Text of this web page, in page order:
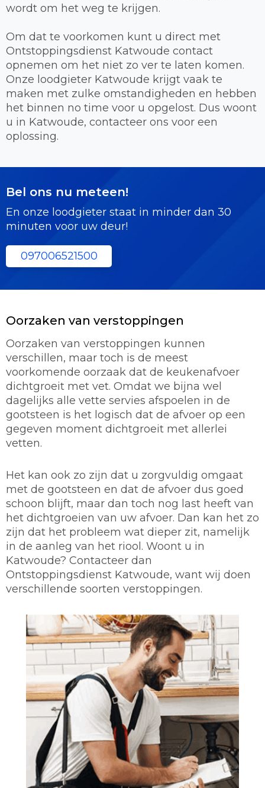
wordt om het weg te krijgen.
Om dat te voorkomen kunt u direct met
Ontstoppingsdienst Katwoude contact
opnemen om het niet zo ver te laten komen.
Onze loodgieter Katwoude krijgt vaak te
maken met zulke omstandigheden en hebben
het binnen no time voor u opgelost. Dus woont
u in Katwoude, contacteer ons voor een
oplossing.
Bel ons nu meteen!
En onze loodgieter staat in minder dan 30
minuten voor uw deur!
097006521500
Oorzaken van verstoppingen
Oorzaken van verstoppingen kunnen
verschillen, maar toch is de meest
voorkomende oorzaak dat de keukenafvoer
dichtgroeit met vet. Omdat we bijna wel
dagelijks alle vette servies afspoelen in de
gootsteen is het logisch dat de afvoer op een
gegeven moment dichtgroeit met allerlei
vetten.
Het kan ook zo zijn dat u zorgvuldig omgaat
met de gootsteen en dat de afvoer dus goed
schoon blijft, maar dan toch nog last heeft van
het dichtgroeien van uw afvoer. Dan kan het zo
zijn dat het probleem wat dieper zit, namelijk
in de aanleg van het riool. Woont u in
Katwoude? Contacteer dan
Ontstoppingsdienst Katwoude, want wij doen
verschillende soorten verstoppingen.